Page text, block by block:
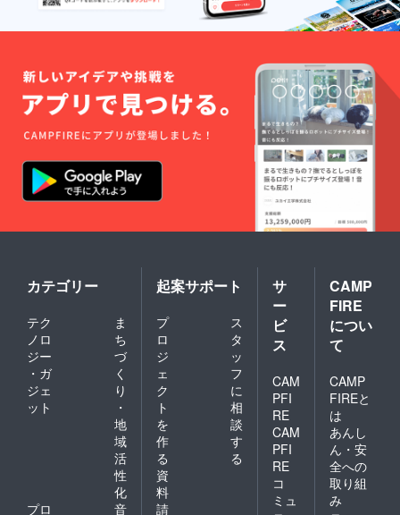
カテゴリー
テク
ノロ
ジー
・ガ
ジェ
ット
ま
ち
づ
く
り
・
地
域
活
性
化
プロ
音
起案サポート
プ
ロ
ジ
ェ
ク
ト
を
作
る
ス
タ
ッ
フ
に
相
談
す
る
資
料
請
サ
ー
ビ
ス
CAM
PFI
RE
CAM
PFI
RE
コ
ミュ
CAMP
FIRE
につい
て
CAMP
FIREと
は
あんし
ん・安
全への
取り組
み